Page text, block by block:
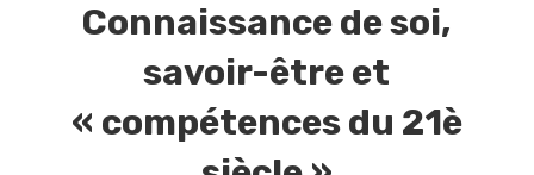
Connaissance de soi,
savoir-être et
« compétences du 21è